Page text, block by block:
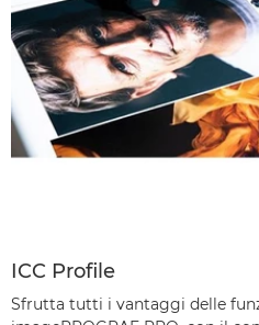
ICC Profile
Sfrutta tutti i vantaggi delle